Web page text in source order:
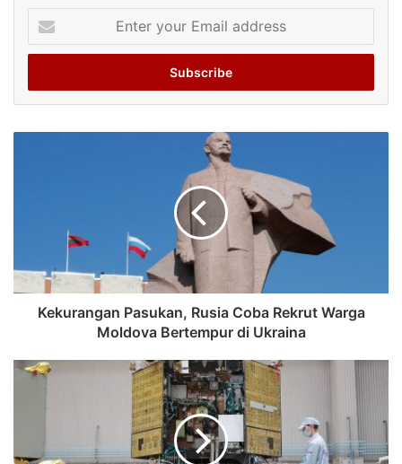
your
Email
Kekurangan Pasukan, Rusia Coba Rekrut Warga
Moldova Bertempur di Ukraina